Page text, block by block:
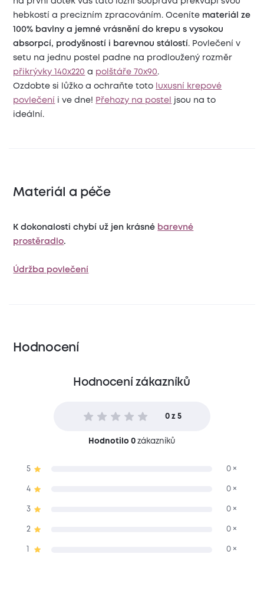
hebkostí a precizním zpracováním. Oceníte materiál ze
100% bavlny a jemné vrásnění do krepu s vysokou
absorpcí, prodyšností i barevnou stálostí. Povlečení v
setu na jednu postel padne na prodloužený rozměr
přikrývky 140x220 a polštáře 70x90.
Ozdobte si lůžko a ochraňte toto
luxusní krepové
povlečení i ve dne! Přehozy na postel
jsou na to
ideální.
Materiál a péče
K dokonalosti chybí už jen krásné barevné
prostěradlo.
Údržba povlečení
Hodnocení
Hodnocení zákazníků
0 z 5
Hodnotilo 0 zákazníků
5 0 ×
4 0 ×
3 0 ×
2 0 ×
0 ×